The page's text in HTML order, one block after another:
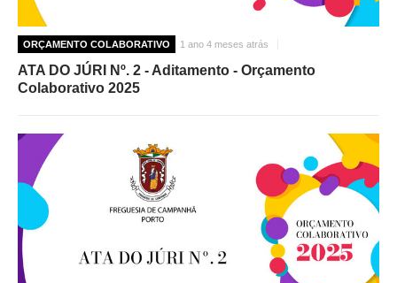
ORÇAMENTO COLABORATIVO 1 ano 4 meses atrás
ATA DO JÚRI Nº. 2 - Aditamento - Orçamento
Colaborativo 2025